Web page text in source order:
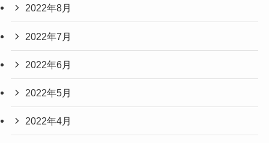
2022年8月
2022年7月
2022年6月
2022年5月
2022年4月